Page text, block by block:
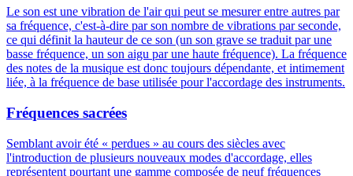
Le son est une vibration de l'air qui peut se mesurer entre autres par
sa fréquence, c'est-à-dire par son nombre de vibrations par seconde,
ce qui définit la hauteur de ce son (un son grave se traduit par une
basse fréquence, un son aigu par une haute fréquence). La fréquence
des notes de la musique est donc toujours dépendante, et intimement
liée, à la fréquence de base utilisée pour l'accordage des instruments.
Fréquences sacrées
Semblant avoir été « perdues » au cours des siècles avec
l'introduction de plusieurs nouveaux modes d'accordage, elles
représentent pourtant une gamme composée de neuf fréquences